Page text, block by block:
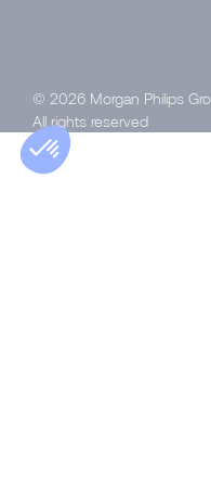
© 2026 Morgan Philips
All rights reserved